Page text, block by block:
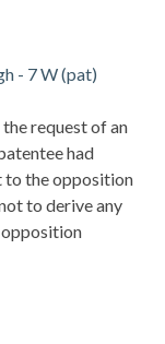
- 7 W (pat)
request of an
had
to the opposition
to derive any